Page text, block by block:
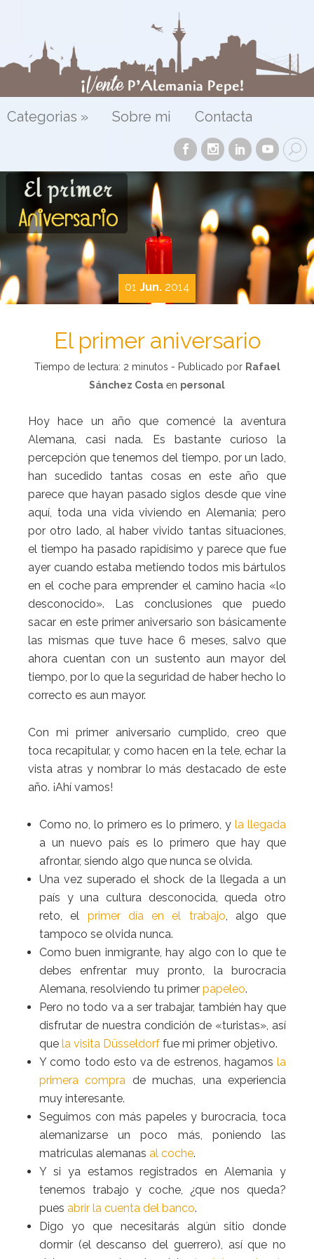
Categorias » Sobre mi Contacta
01 Jun.2014
El primer aniversario
Tiempo de lectura: 2 minutos - Publicado por Rafael
Sánchez Costa en personal
Hoy hace un año que comencé la aventura
Alemana, casi nada. Es bastante curioso la
percepción que tenemos del tiempo, por un lado,
han sucedido tantas cosas en este año que
parece que hayan pasado siglos desde que vine
aquí, toda una vida viviendo en Alemania; pero
por otro lado, al haber vivido tantas situaciones,
el tiempo ha pasado rapidísimo y parece que fue
ayer cuando estaba metiendo todos mis bártulos
en el coche para emprender el camino hacia «lo
desconocido». Las conclusiones que puedo
sacar en este primer aniversario son básicamente
las mismas que tuve hace 6 meses, salvo que
ahora cuentan con un sustento aun mayor del
tiempo, por lo que la seguridad de haber hecho lo
correcto es aun mayor.
Con mi primer aniversario cumplido, creo que
toca recapitular, y como hacen en la tele, echar la
vista atras y nombrar lo más destacado de este
año. ¡Ahí vamos!
Como no, lo primero es lo primero, y la llegada
a un nuevo país es lo primero que hay que
afrontar, siendo algo que nunca se olvida.
Una vez superado el shock de la llegada a un
país y una cultura desconocida, queda otro
reto, el primer día en el trabajo, algo que
tampoco se olvida nunca.
Como buen inmigrante, hay algo con lo que te
debes enfrentar muy pronto, la burocracia
Alemana, resolviendo tu primer papeleo.
Pero no todo va a ser trabajar, también hay que
disfrutar de nuestra condición de «turistas», así
que la visita Düsseldorf fue mi primer objetivo.
Y como todo esto va de estrenos, hagamos la
primera compra de muchas, una experiencia
muy interesante.
Seguimos con más papeles y burocracia, toca
alemanizarse un poco más, poniendo las
matriculas alemanas al coche.
Y si ya estamos registrados en Alemania y
tenemos trabajo y coche, ¿que nos queda?
pues abrir la cuenta del banco.
Digo yo que necesitarás algún sitio donde
dormir (el descanso del guerrero), así que no